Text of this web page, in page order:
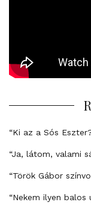
“Ki az a Sós
“Ja, látom, valami
“Török Gábor
“Nekem ilyen